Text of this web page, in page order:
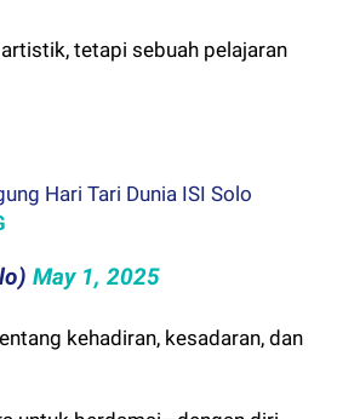
tetapi sebuah pelajaran
Hari Tari Dunia ISI Solo
May 1, 2025
kehadiran, kesadaran, dan